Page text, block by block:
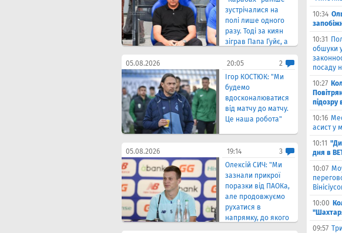
зустрічалися на
полі лише одного
разу. Тоді за киян
зіграв Папа Гуйє, а
Хацкевич
05.08.2026 20:05
2
Ігор КОСТЮК: "Ми
будемо
вдосконалюватися
від матчу до матчу.
Це наша робота"
05.08.2026 19:14
3
Олексій СИЧ: "Ми
зазнали прикрої
поразки від ПАОКа,
але продовжуємо
рухатися в
напрямку, до якого
10:34
10:31
обшуки
посаду
10:27
підозру
10:16
асист у
10:11
дня в
10:07
10:00
09:57